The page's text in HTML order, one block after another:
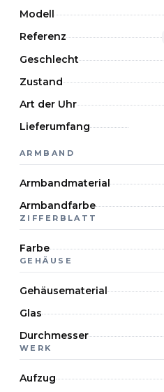
Modell
Referenz
Geschlecht
Zustand
Art der Uhr
Lieferumfang
ARMBAND
Armbandmaterial
Armbandfarbe
ZIFFERBLATT
Farbe
GEHÄUSE
Gehäusematerial
Glas
Durchmesser
WERK
Aufzug